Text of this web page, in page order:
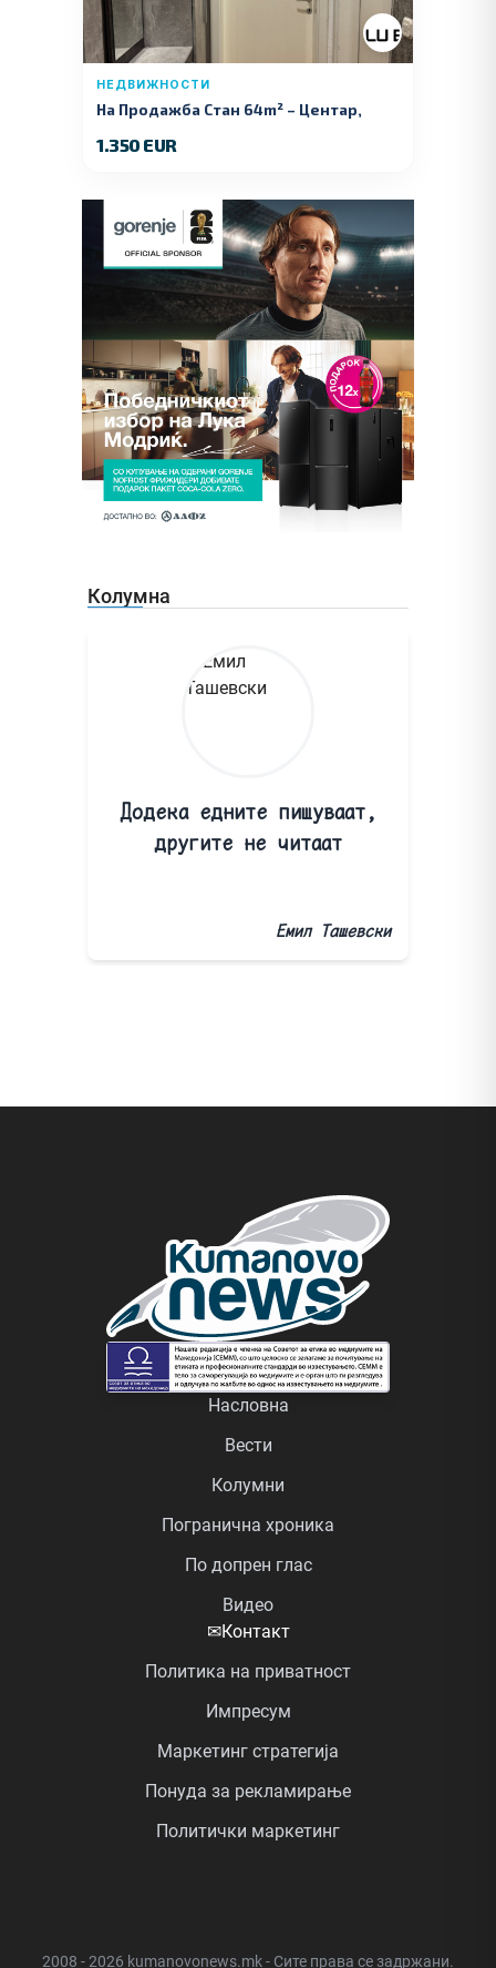
НЕДВИЖНОСТИ
На Продажба Стан 64m² – Центар,
1.350 EUR
Колумна
Додека едните пишуваат,
другите не читаат
Емил Ташевски
Насловна
Вести
Колумни
Погранична хроника
По допрен глас
Видео
✉Контакт
Политика на приватност
Импресум
Маркетинг стратегија
Понуда за рекламирање
Политички маркетинг
2008 - 2026 kumanovonews.mk - Сите права се задржани.